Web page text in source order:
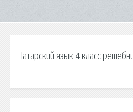
Татарский язык 4 класс